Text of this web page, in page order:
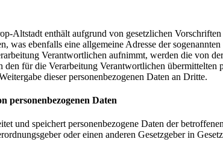
Altstadt enthält aufgrund von gesetzlichen
was ebenfalls eine allgemeine Adresse der
Verantwortlichen aufnimmt, werden die von
für die Verarbeitung Verantwortlichen
dieser personenbezogenen Daten an Dritte.
personenbezogenen Daten
und speichert personenbezogene Daten der
oder einen anderen Gesetzgeber in